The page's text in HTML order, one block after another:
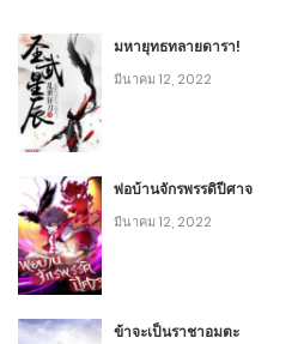
6
2 DH บทที่ 168 - ตบหน้าอย่างจัง
พฤศจิกายน 4, 2020
9
2 DH บทที่ 167 - การทดสอบ
พฤศจิกายน 4, 2020
5
มหายุทธทลายดารา!
มีนาคม 12, 2022
พ่อบ้านจักรพรรดิปีศาจ
มีนาคม 12, 2022
ข้าจะเป็นราชาอมตะ